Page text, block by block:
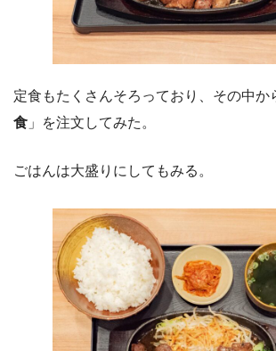
定食もたくさんそろっており、その中か
食 」を注文してみた。
ごはんは大盛りにしてもみる。